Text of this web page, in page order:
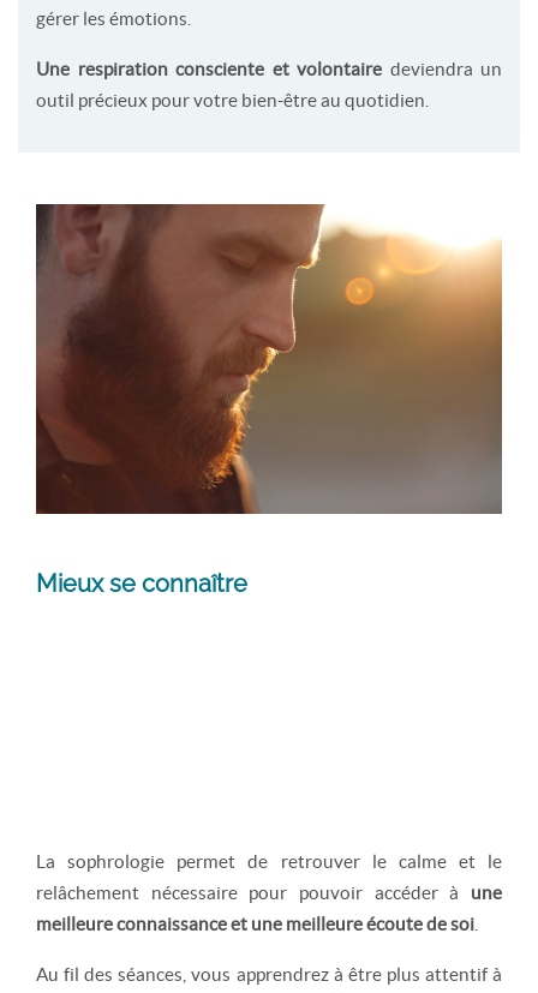
gérer les émotions.
Une respiration consciente et volontaire deviendra un
outil précieux pour votre bien-être au quotidien.
Mieux se connaître
La sophrologie permet de retrouver le calme et le
relâchement nécessaire pour pouvoir accéder à une
meilleure connaissance et une meilleure écoute de soi
Au fil des séances, vous apprendrez à être plus attentif à